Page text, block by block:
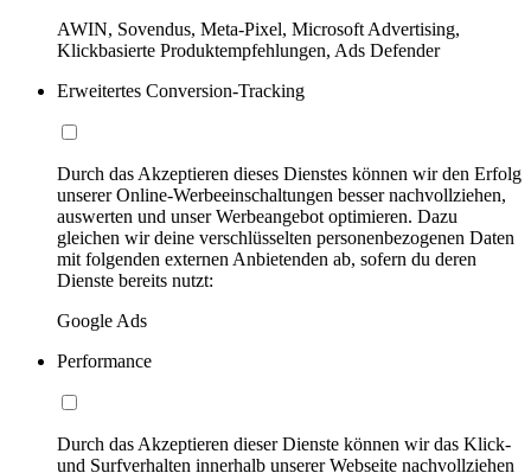
AWIN, Sovendus, Meta-Pixel, Microsoft Advertising,
Klickbasierte Produktempfehlungen, Ads Defender
Erweitertes Conversion-Tracking
Durch das Akzeptieren dieses Dienstes können wir den Erfolg
unserer Online-Werbeeinschaltungen besser nachvollziehen,
auswerten und unser Werbeangebot optimieren. Dazu
gleichen wir deine verschlüsselten personenbezogenen Daten
mit folgenden externen Anbietenden ab, sofern du deren
Dienste bereits nutzt:
Google Ads
Performance
Durch das Akzeptieren dieser Dienste können wir das Klick-
und Surfverhalten innerhalb unserer Webseite nachvollziehen